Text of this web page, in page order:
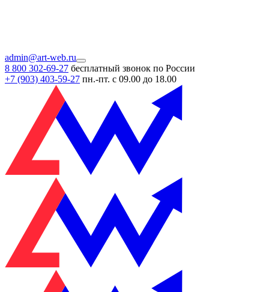
admin@art-web.ru
8 800 302-69-27 бесплатный звонок по России
+7 (903) 403-59-27 пн.-пт. с 09.00 до 18.00